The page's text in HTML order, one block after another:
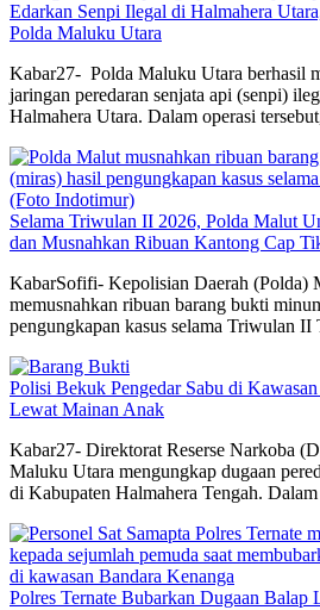
Edarkan Senpi Ilegal di Halmahera
Polda Maluku Utara
Kabar27- Polda Maluku Utara berhasil
jaringan peredaran senjata api (senpi)
Halmahera Utara. Dalam operasi
Selama Triwulan II 2026, Polda Malut
dan Musnahkan Ribuan Kantong Cap
KabarSofifi- Kepolisian Daerah (Polda)
memusnahkan ribuan barang bukti
pengungkapan kasus selama Triwulan
Polisi Bekuk Pengedar Sabu di
Lewat Mainan Anak
Kabar27- Direktorat Reserse Narkoba
Maluku Utara mengungkap dugaan
di Kabupaten Halmahera Tengah.
Polres Ternate Bubarkan Dugaan Balap